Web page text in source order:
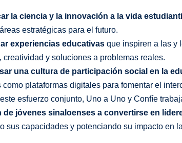
la ciencia y la innovación a la vida estudiantil
estratégicas para el futuro.
experiencias educativas que inspiren a las y
creatividad y soluciones a problemas reales.
una cultura de participación social en la
como plataformas digitales para fomentar el
esfuerzo conjunto, Uno a Uno y Confíe
de jóvenes sinaloenses a convertirse en
sus capacidades y potenciando su impacto en